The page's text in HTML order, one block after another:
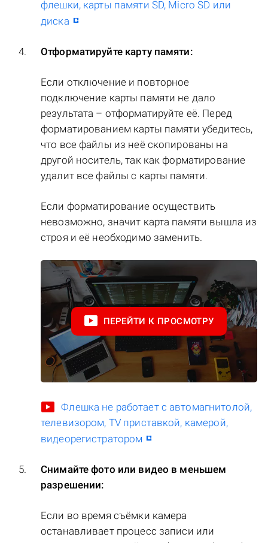
флешки, карты памяти SD, Micro SD или
диска
Отформатируйте карту памяти:
Если отключение и повторное
подключение карты памяти не дало
результата – отформатируйте её. Перед
форматированием карты памяти убедитесь,
что все файлы из неё скопированы на
другой носитель, так как форматирование
удалит все файлы с карты памяти.
Если форматирование осуществить
невозможно, значит карта памяти вышла из
строя и её необходимо заменить.
ПЕРЕЙТИ К ПРОСМОТРУ
Флешка не работает с автомагнитолой,
телевизором, TV приставкой, камерой,
видеорегистратором
Снимайте фото или видео в меньшем
разрешении:
Если во время съёмки камера
останавливает процесс записи или